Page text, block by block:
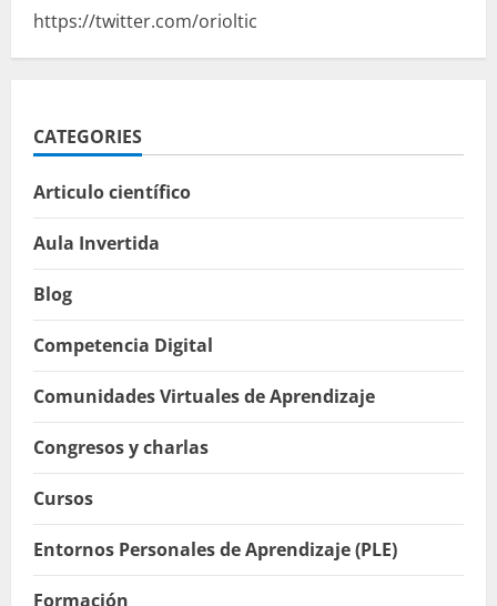
https://twitter.com/orioltic
CATEGORIES
Articulo científico
Aula Invertida
Blog
Competencia Digital
Comunidades Virtuales de Aprendizaje
Congresos y charlas
Cursos
Entornos Personales de Aprendizaje (PLE)
Formación